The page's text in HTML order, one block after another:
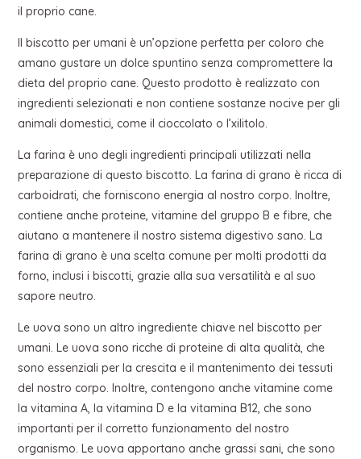
il proprio cane.
Il biscotto per umani è un’opzione perfetta per coloro che
amano gustare un dolce spuntino senza compromettere la
dieta del proprio cane. Questo prodotto è realizzato con
ingredienti selezionati e non contiene sostanze nocive per gli
animali domestici, come il cioccolato o l’xilitolo.
La farina è uno degli ingredienti principali utilizzati nella
preparazione di questo biscotto. La farina di grano è ricca di
carboidrati, che forniscono energia al nostro corpo. Inoltre,
contiene anche proteine, vitamine del gruppo B e fibre, che
aiutano a mantenere il nostro sistema digestivo sano. La
farina di grano è una scelta comune per molti prodotti da
forno, inclusi i biscotti, grazie alla sua versatilità e al suo
sapore neutro.
Le uova sono un altro ingrediente chiave nel biscotto per
umani. Le uova sono ricche di proteine di alta qualità, che
sono essenziali per la crescita e il mantenimento dei tessuti
del nostro corpo. Inoltre, contengono anche vitamine come
la vitamina A, la vitamina D e la vitamina B12, che sono
importanti per il corretto funzionamento del nostro
organismo. Le uova apportano anche grassi sani, che sono